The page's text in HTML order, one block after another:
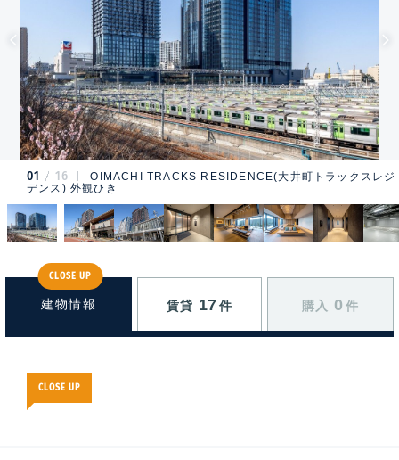
01 16
OIMACHI TRACKS RESIDENCE(大井町トラックスレジ
デンス) 外観ひき
CLOSE UP
建物情報 賃貸 17 件 購入 0 件
CLOSE UP